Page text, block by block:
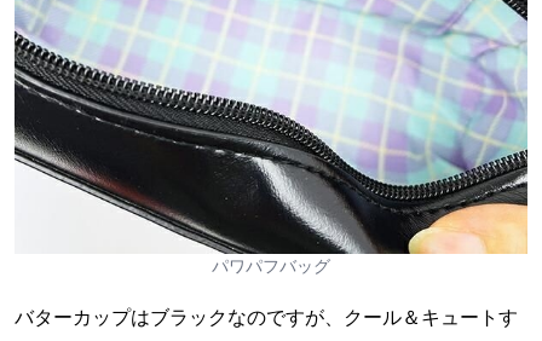
パワパフバッグ
バターカップはブラックなのですが、クール＆キュートす